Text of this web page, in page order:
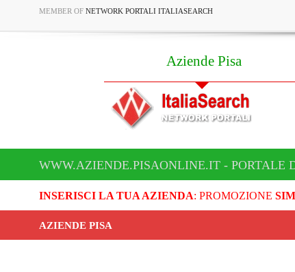
MEMBER OF NETWORK PORTALI ITALIASEARCH
Aziende Pisa
WWW.AZIENDE.PISAONLINE.IT - PORTALE
INSERISCI LA TUA AZIENDA: PROMOZIONE
AZIENDE PISA